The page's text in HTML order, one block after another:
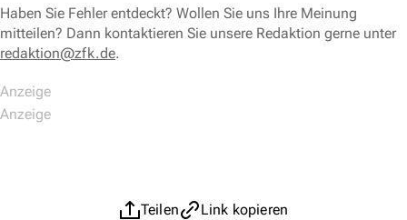
Haben Sie Fehler entdeckt? Wollen Sie uns Ihre Meinung
mitteilen? Dann kontaktieren Sie unsere Redaktion gerne unter
redaktion@zfk.de.
Teilen
Link kopieren